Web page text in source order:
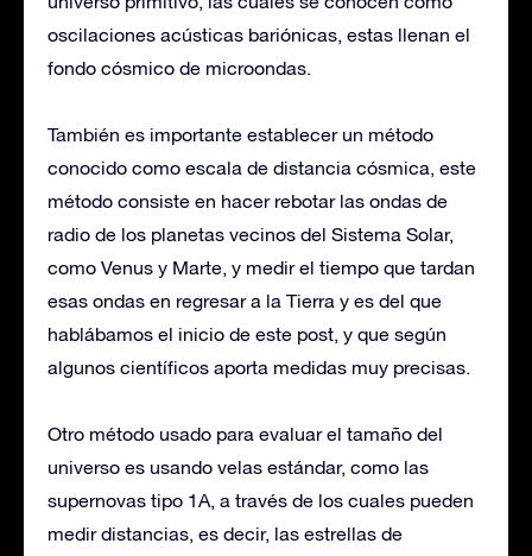
oscilaciones acústicas bariónicas, estas llenan el
fondo cósmico de microondas.
También es importante establecer un método
conocido como escala de distancia cósmica, este
método consiste en hacer rebotar las ondas de
radio de los planetas vecinos del Sistema Solar,
como Venus y Marte, y medir el tiempo que tardan
esas ondas en regresar a la Tierra y es del que
hablábamos el inicio de este post, y que según
algunos científicos aporta medidas muy precisas.
Otro método usado para evaluar el tamaño del
universo es usando velas estándar, como las
supernovas tipo 1A, a través de los cuales pueden
medir distancias, es decir, las estrellas de